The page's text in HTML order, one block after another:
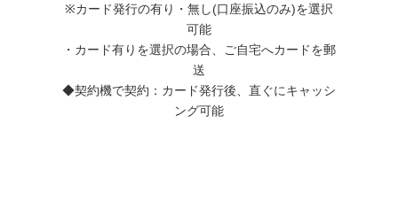
※カード発行の有り・無し(口座振込のみ)を選択
可能
・カード有りを選択の場合、ご自宅へカードを郵
送
◆契約機で契約：カード発行後、直ぐにキャッシ
ング可能